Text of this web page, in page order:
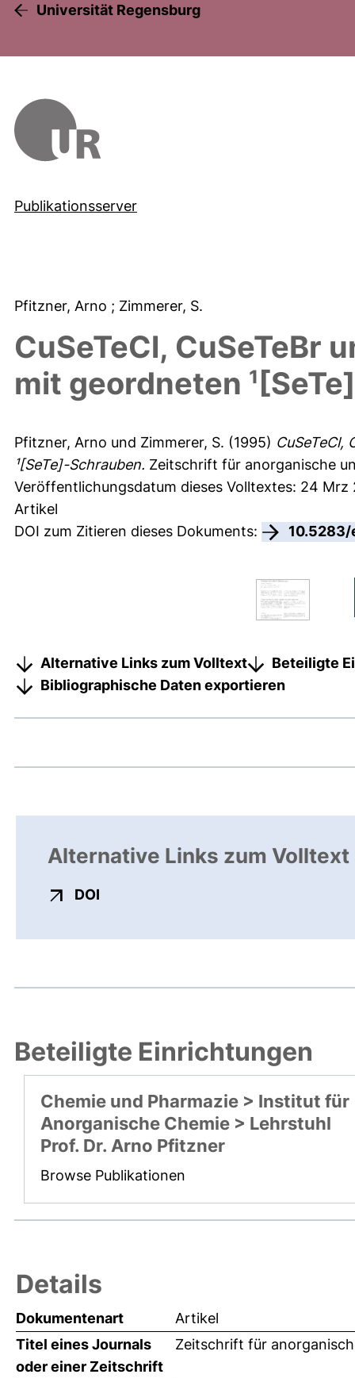
Universität Regensburg
Publikationsserver
Pfitzner, Arno ; Zimmerer, S.
CuSeTeCl, CuSeTeBr
mit geordneten
Pfitzner, Arno und Zimmerer, S. (1995) CuSeTeCl,
¹[SeTe]-Schrauben. Zeitschrift für anorganische
Veröffentlichungsdatum dieses Volltextes: 24 Mrz
Artikel
DOI zum Zitieren dieses Dokuments:
10.5283/
Alternative Links zum Volltext
Beteiligte
Bibliographische Daten exportieren
Alternative Links zum Volltext
DOI
Beteiligte Einrichtungen
Chemie und Pharmazie > Institut für
Anorganische Chemie > Lehrstuhl
Prof. Dr. Arno Pfitzner
Browse Publikationen
Details
Dokumentenart
Artikel
Titel eines Journals
oder einer Zeitschrift
Zeitschrift für